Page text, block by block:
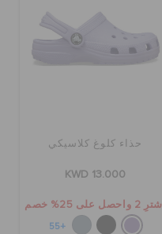
حذاء كلوغ كلاسيكي
KWD 13.000
اشترِ 2 واحصل على 25% خصم
+55